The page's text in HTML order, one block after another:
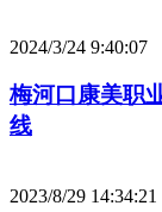
2024/3/24 9:40:07
梅河口康美职
线
2023/8/29 14:34:21